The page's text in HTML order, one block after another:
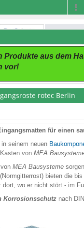
Produkte aus dem
vor!
rotec Berlin
für einen
seinem neuen
von MEA
MEA Bausysteme
bieten die
wo er nicht stört - im
Korrosionsschutz nach